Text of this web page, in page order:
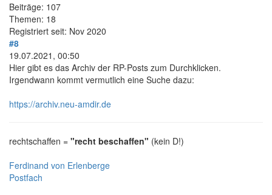
Beiträge: 107
Themen: 18
Registriert seit: Nov 2020
#8
19.07.2021, 00:50
Hier gibt es das Archiv der RP-Posts zum Durchklicken.
Irgendwann kommt vermutlich eine Suche dazu:
https://archiv.neu-amdir.de
rechtschaffen = "recht beschaffen" (kein D!)
Ferdinand von Erlenberge
Postfach